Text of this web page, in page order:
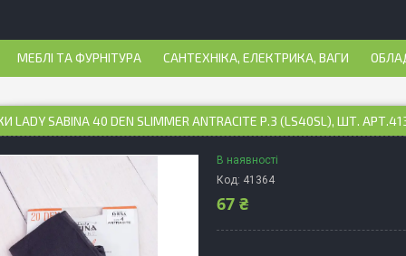
МЕБЛІ ТА ФУРНІТУРА САНТЕХНІКА, ЕЛЕКТРИКА, ВАГИ
LADY SABINA 40 DEN SLIMMER ANTRACITE Р.3 (LS40SL), ШТ.
В наявності
Код: 41364
67 ₴